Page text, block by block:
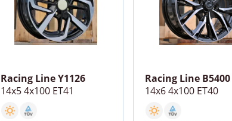
Racing Line Y1126
14x5 4x100 ET41
Racing Line B5400
14x6 4x100 ET40